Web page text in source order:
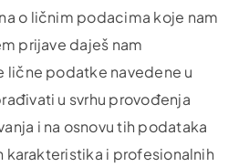
o ličnim podacima koje nam
prijave daješ nam
lične podatke navedene u
u svrhu provođenja
i na osnovu tih podataka
karakteristika i profesionalnih